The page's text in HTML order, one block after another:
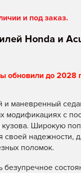
и под заказ.
Honda и
обновили до 2028
маневренный
модификациях с
Широкую
своей надежности,
поломок.
безупречное